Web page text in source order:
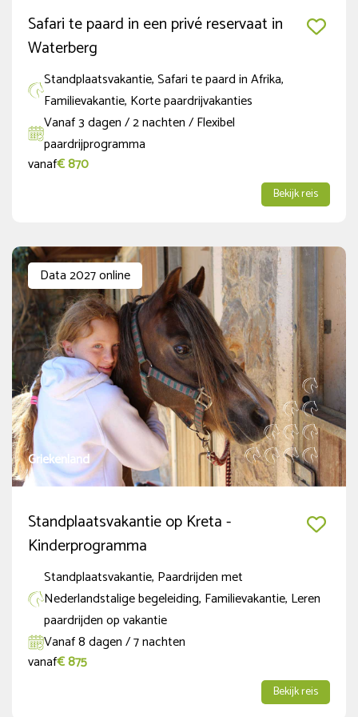
Duur
tot 6 dagen
7 tot 12 dagen
ma
di wo do vr za
3
4 5 6 7
10
11
22
23
29
30
Vakantie periode
Zomervakantie (BE)
(7)
Zomervakantie (NED regio Noord)
(2)
Zomervakantie (NED regio Zuid)
(7)
Zomervakantie (NED regio Midden)
(7)
Herfstvakantie (NED regio Noord)
(5)
Meer tonen
Ruiterniveau
Beginner
(7)
Safari te paard in een privé reservaat in
Waterberg
Standplaatsvakantie, Safari te paard in Afrika,
Familievakantie, Korte paardrijvakanties
Vanaf 3 dagen / 2 nachten / Flexibel
paardrijprogramma
vanaf€ 870
Bekijk reis
Data 2027 online
Griekenland
Standplaatsvakantie op Kreta -
Kinderprogramma
Standplaatsvakantie, Paardrijden met
Nederlandstalige begeleiding, Familievakantie, Leren
paardrijden op vakantie
Vanaf 8 dagen / 7 nachten
vanaf€ 875
Bekijk reis